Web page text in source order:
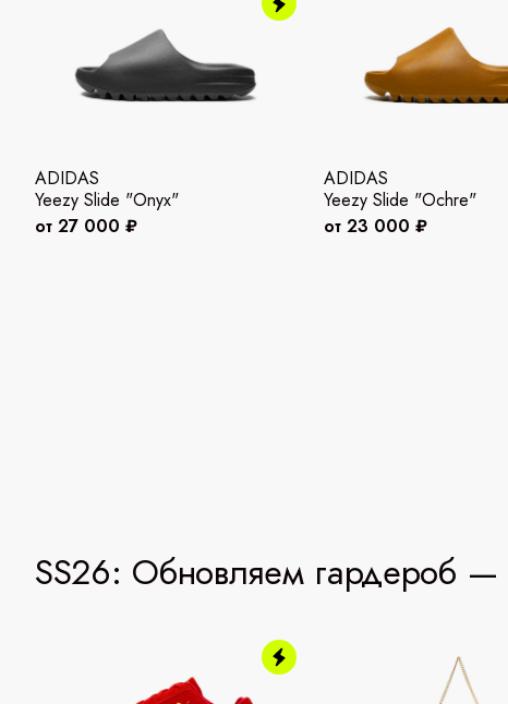
ADIDAS
Yeezy Slide "Onyx"
от 27 000 ₽
ADIDAS
Yeezy Slide "Ochre"
от 23 000 ₽
SS26: Обновляем гардероб